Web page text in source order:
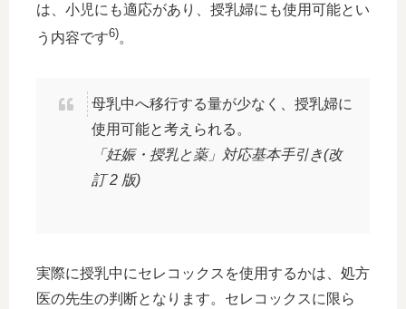
は、小児にも適応があり、授乳婦にも使用可能とい
う内容です6)。
母乳中へ移行する量が少なく、授乳婦に
使用可能と考えられる。
「妊娠・授乳と薬」対応基本手引き(改
訂 2 版)
実際に授乳中にセレコックスを使用するかは、処方
医の先生の判断となります。セレコックスに限ら